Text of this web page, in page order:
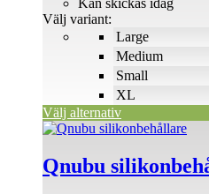
Large
Medium
Small
XL
Kan skickas idag
Välj variant:
Välj alternativ
kan
väljas
produktsidan
Qnubu
Den
produkten
har